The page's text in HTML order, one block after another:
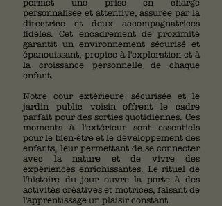
permet une prise en charge
personnalisée et attentive, assurée par la
directrice et deux accompagnatrices
fidèles. Cet encadrement de proximité
garantit un environnement sécurisé et
épanouissant, propice à l'exploration et à
la croissance personnelle de chaque
enfant.
Notre cour extérieure sécurisée et le
jardin public voisin offrent le cadre
parfait pour des sorties quotidiennes. Ces
moments à l'extérieur sont essentiels
pour le bien-être et le développement des
enfants, leur permettant de se connecter
avec la nature et de vivre des
expériences enrichissantes. Le rituel de
l'histoire du jour ouvre la porte à des
activités créatives et motrices, faisant de
l'apprentissage un plaisir constant.